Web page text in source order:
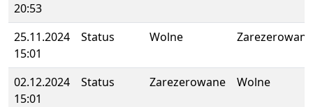
20:53
25.11.2024
15:01
Status Wolne Zarezerowane
02.12.2024
15:01
Status Zarezerowane Wolne